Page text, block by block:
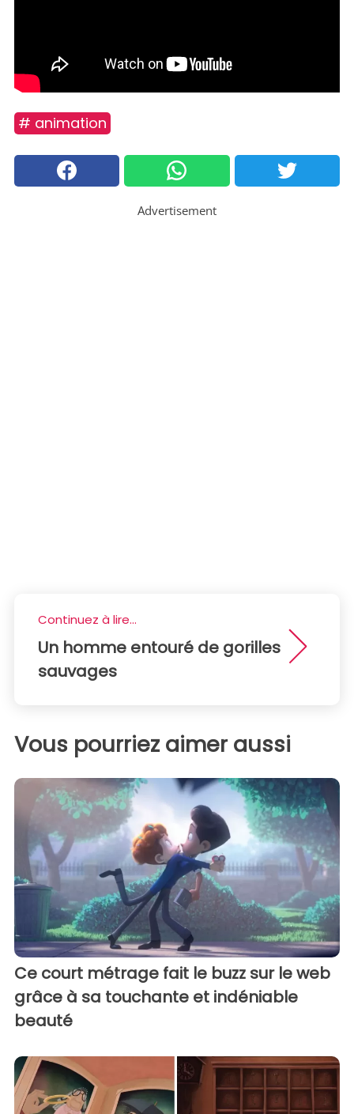
# animation
Advertisement
Continuez à lire...
Un homme entouré de gorilles
sauvages
Vous pourriez aimer aussi
Ce court métrage fait le buzz sur le web
grâce à sa touchante et indéniable
beauté